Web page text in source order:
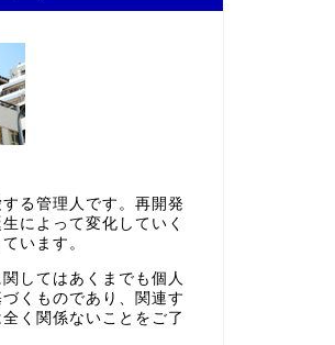
る管理人です。再開発
によって変化していく
います。
してはあくまでも個人
くものであり、関連す
く関係ないことをご了